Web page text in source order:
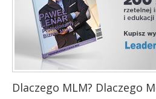
Dlaczego MLM? Dlaczego